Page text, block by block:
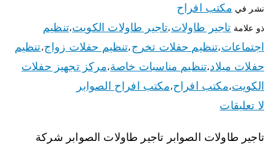
نشر في مكتب افراح
ذو علامة تاجير طاولات،تاجير طاولات الكويت،تنظيم
اجتماعات،تنظيم حفلات تخرج،تنظيم حفلات زواج،تنظيم
حفلات ميلاد،تنظيم مناسبات خاصة،مركز تجهيز حفلات
الكويت،مكتب افراح،مكتب افراح الصوابر
لا تعليقات
تاجير طاولات الصوابر تاجير طاولات الصوابر شركة